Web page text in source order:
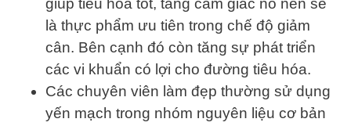
giúp tiêu hóa tốt, tăng cảm giác no nên sẽ
là thực phẩm ưu tiên trong chế độ giảm
cân. Bên cạnh đó còn tăng sự phát triển
các vi khuẩn có lợi cho đường tiêu hóa.
Các chuyên viên làm đẹp thường sử dụng
yến mạch trong nhóm nguyên liệu cơ bản